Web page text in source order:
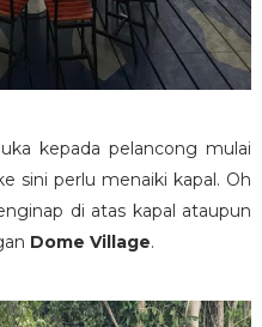
kepada pelancong mulai
sini perlu menaiki kapal. Oh
di atas kapal ataupun
Dome Village.